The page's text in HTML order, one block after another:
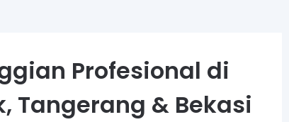
Profesional di
Tangerang & Bekasi